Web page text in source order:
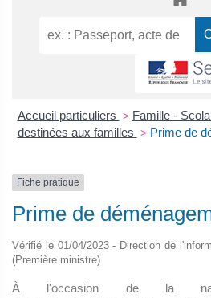
Accueil particuliers > Famille -
destinées aux familles > Prime de
Fiche pratique
Prime de
Vérifié le 01/04/2023 - Direction de
(Première ministre)
À l'occasion de la